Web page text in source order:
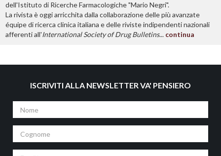
dell'Istituto di Ricerche Farmacologiche "Mario Negri".
La rivista è oggi arricchita dalla collaborazione delle più avanzate
équipe di ricerca clinica italiana e delle riviste indipendenti nazionali
afferenti all'International Society of Drug Bulletins... continua
ISCRIVITI ALLA NEWSLETTER VA' PENSIERO